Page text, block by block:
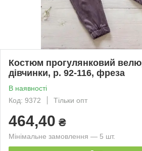
Костюм прогулянковий
дівчинки, р. 92-116, фреза
В наявності
Код: 9372
Тільки опт
464,40 ₴
Мінімальне замовлення — 5 шт.